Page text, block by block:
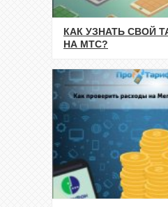
КАК УЗНАТЬ СВОЙ
НА МТС?